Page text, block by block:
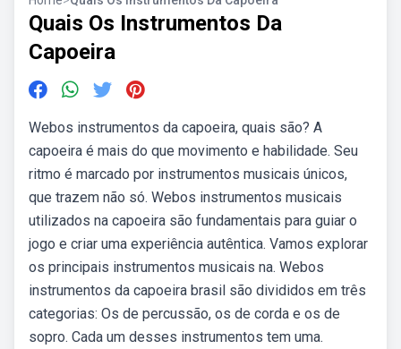
Quais Os Instrumentos Da
Capoeira
Webos instrumentos da capoeira, quais são? A
capoeira é mais do que movimento e habilidade. Seu
ritmo é marcado por instrumentos musicais únicos,
que trazem não só. Webos instrumentos musicais
utilizados na capoeira são fundamentais para guiar o
jogo e criar uma experiência autêntica. Vamos explorar
os principais instrumentos musicais na. Webos
instrumentos da capoeira brasil são divididos em três
categorias: Os de percussão, os de corda e os de
sopro. Cada um desses instrumentos tem uma.